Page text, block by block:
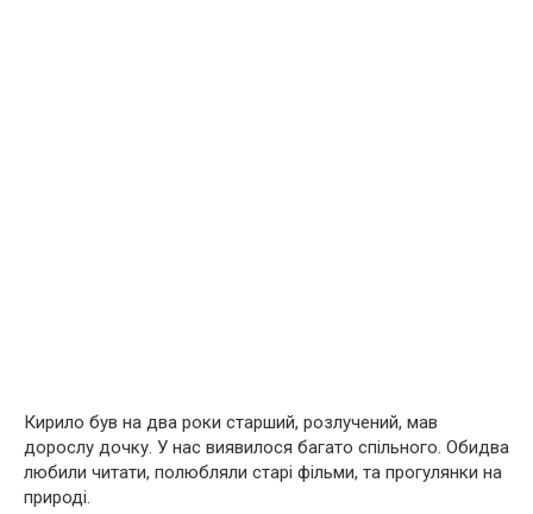
Кирило був на два роки старший, розлучений, мав
дорослу дочку. У нас виявилося багато спільного. Обидва
любили читати, полюбляли старі фільми, та прогулянки на
природі.